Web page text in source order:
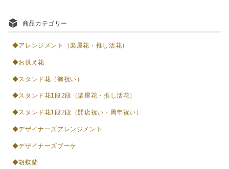
商品カテゴリー
◆アレンジメント（楽屋花・推し活花）
◆お供え花
◆スタンド花（御祝い）
◆スタンド花1段2段（楽屋花・推し活花）
◆スタンド花1段2段（開店祝い・周年祝い）
◆デザイナーズアレンジメント
◆デザイナーズブーケ
◆胡蝶蘭